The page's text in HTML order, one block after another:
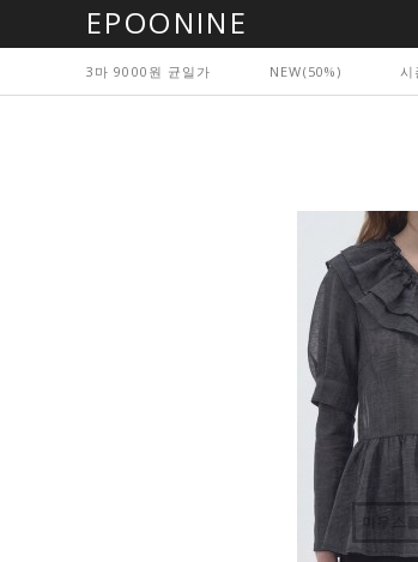
EPOONINE
3마 9000원 균일가 NEW(50%)
마우스